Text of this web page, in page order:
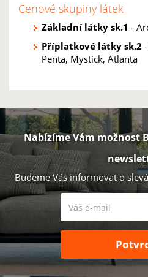
Cenové skupiny látek
Základní látky sk.1 -
Příplatkové látky sk.2
Penta, Mystick, Atlanta
Nabízíme Vám možnost
Budeme Vás informovat o